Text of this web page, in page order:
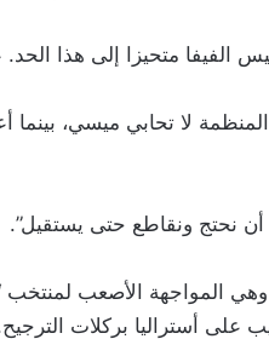
الفيفا متحيزا إلى هذا
لا تحابي ميسي،
نحتج ونقاطع حتى يستقيل”.
مصر في دور الـ16، الثلاثاء، وهي
على أستراليا بركلات